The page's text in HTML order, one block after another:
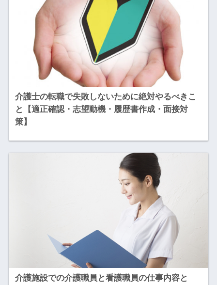
介護士の転職で失敗しないために絶対やるべきこ
と【適正確認・志望動機・履歴書作成・面接対
策】
介護施設での介護職員と看護職員の仕事内容と